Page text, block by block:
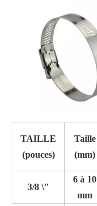
TAILLE
(pouces)
Taille
(mm)
3/8 \"
6 à 10
mm